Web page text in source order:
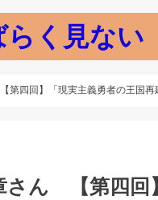
く見ない
第四回】「現実主義勇者の王国再
さん 【第四回